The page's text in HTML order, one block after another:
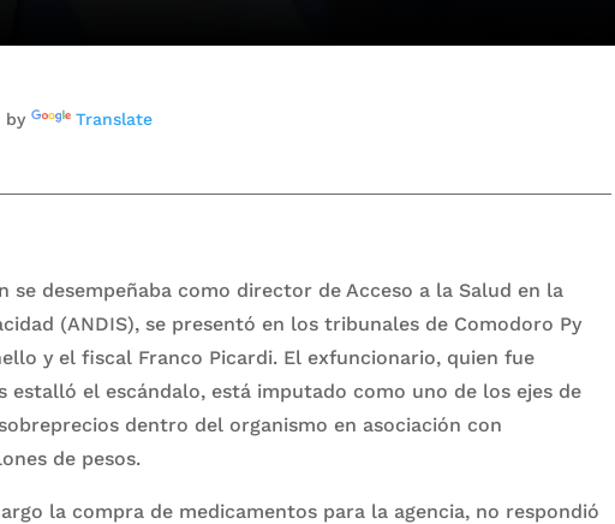
by Translate
se desempeñaba como director de Acceso a la Salud en la
(ANDIS), se presentó en los tribunales de Comodoro Py
y el fiscal Franco Picardi. El exfuncionario, quien fue
estalló el escándalo, está imputado como uno de los ejes de
dentro del organismo en asociación con
de pesos.
la compra de medicamentos para la agencia, no respondió